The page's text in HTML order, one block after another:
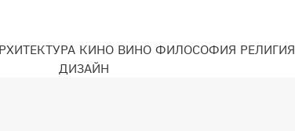
КИНО ВИНО ФИЛОСОФИЯ РЕЛИГИЯ
ДИЗАЙН